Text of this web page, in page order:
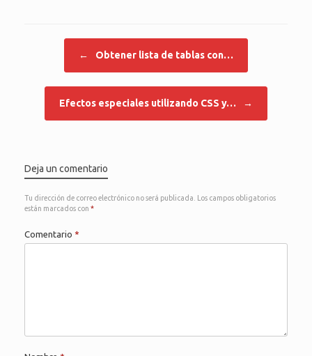
← Obtener lista de tablas con…
Efectos especiales utilizando CSS y… →
Deja un comentario
Tu dirección de correo electrónico no será publicada. Los campos obligatorios
están marcados con *
Comentario *